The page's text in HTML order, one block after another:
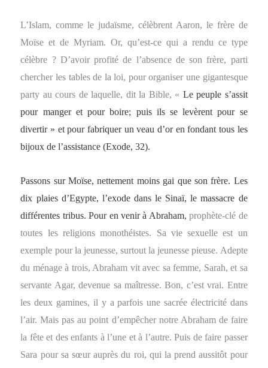
L’Islam, comme le judaïsme, célèbrent Aaron, le frère de
Moïse et de Myriam. Or, qu’est-ce qui a rendu ce type
célèbre ? D’avoir profité de l’absence de son frère, parti
chercher les tables de la loi, pour organiser une gigantesque
party au cours de laquelle, dit la Bible, « Le peuple s’assit
pour manger et pour boire; puis ils se levèrent pour se
divertir » et pour fabriquer un veau d’or en fondant tous les
bijoux de l’assistance (Exode, 32).
Passons sur Moïse, nettement moins gai que son frère. Les
dix plaies d’Egypte, l’exode dans le Sinaï, le massacre de
différentes tribus. Pour en venir à Abraham,prophète-clé de
toutes les religions monothéistes. Sa vie sexuelle est un
exemple pour la jeunesse, surtout la jeunesse pieuse. Adepte
du ménage à trois, Abraham vit avec sa femme, Sarah, et sa
servante Agar, devenue sa maîtresse. Bon, c’est vrai. Entre
les deux gamines, il y a parfois une sacrée électricité dans
l’air. Mais pas au point d’empêcher notre Abraham de faire
la fête et des enfants à l’une et à l’autre. Puis de faire passer
Sara pour sa sœur auprès du roi, qui la prend aussitôt pour